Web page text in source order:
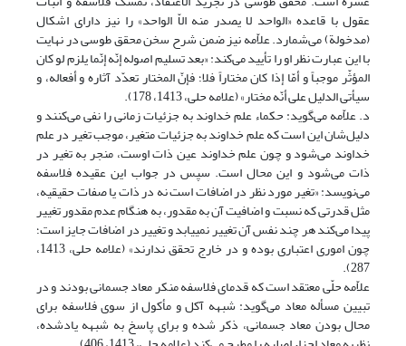
عقول با قاعده «الواحد لا یصدر منه الاّ الواحد» را نیز دارای اشکال
(مدخولة) می‌شمارد. علاّمه نیز ضمن شرح سخن محقق طوسی در نهایت
با این عبارت نظر او را تأیید می‌کند: «بعد تسلیم اصوله إنّه إنّما یلزم لو کان
المؤثّر موجباً و أمّا إذا کان مختاراً فلا؛ فإنّ المختار تعدّد آثاره و أفعاله، و
سیأتی الدلیل علی أنّه مختار» (علامه حلی، 1413، 178).
د. علاّمه می‌گوید: حکماء علم خداوند به جزئیات زمانی را نفی می‌‌کنند و
دلیل‌شان این است که علم خداوند به جزئیات متغیر، موجب تغیر در علم
خداوند می‌شود و چون علم خداوند عین ذات اوست، منجر به تغیر در
ذات می‌شود و این محال است. سپس در جواب این عقیده فلاسفه
می‌نویسد: «تغیر مورد نظر در اضافات است نه در ذات یا صفات حقیقیه،
مثل قدرتی که نسبت و اضافیت آن به مقدور، به هنگام عدم مقدور تغییر
پیدا می‌کند هر چند نفس آن تغییر نمی‎یابد و تغییر در اضافات جایز است؛
چون اموری اعتباری بوده و در خارج تحقق ندارند» (علامه حلی، 1413،
287).
علاّمه حلّی معتقد است که قدمای فلاسفه منکر معاد جسمانی بودند و در
تبیین مسأله معاد می‌گوید: شبهه آکل و مأکول از سوی فلاسفه برای
محال بودن معاد جسمانی، ذکر شده و برای پاسخ به شبهه یادشده،